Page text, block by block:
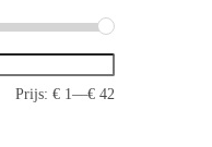
Prijs: € 1—€ 42